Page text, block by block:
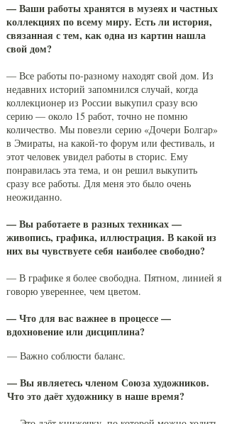
— Ваши работы хранятся в музеях и частных
коллекциях по всему миру. Есть ли история,
связанная с тем, как одна из картин нашла
свой дом?
— Все работы по-разному находят свой дом. Из
недавних историй запомнился случай, когда
коллекционер из России выкупил сразу всю
серию — около 15 работ, точно не помню
количество. Мы повезли серию «Дочери Болгар»
в Эмираты, на какой-то форум или фестиваль, и
этот человек увидел работы в сторис. Ему
понравилась эта тема, и он решил выкупить
сразу все работы. Для меня это было очень
неожиданно.
— Вы работаете в разных техниках —
живопись, графика, иллюстрация. В какой из
них вы чувствуете себя наиболее свободно?
— В графике я более свободна. Пятном, линией я
говорю увереннее, чем цветом.
— Что для вас важнее в процессе —
вдохновение или дисциплина?
— Важно соблюсти баланс.
— Вы являетесь членом Союза художников.
Что это даёт художнику в наше время?